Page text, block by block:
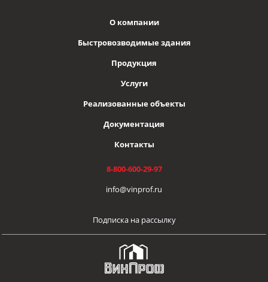
О компании
Быстровозводимые здания
Продукция
Услуги
Реализованные объекты
Документация
Контакты
8-800-600-29-97
info@vinprof.ru
Подписка на рассылку